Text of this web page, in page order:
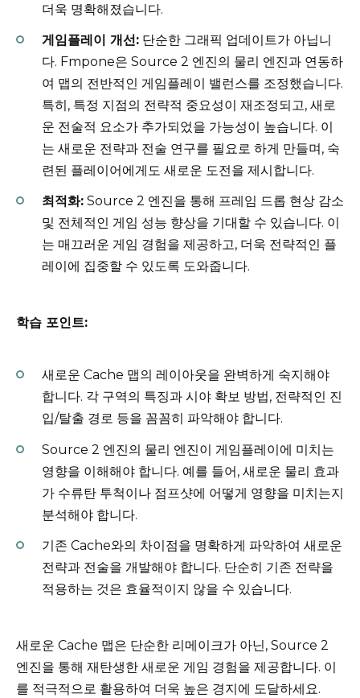
더욱 명확해졌습니다.
게임플레이 개선: 단순한 그래픽 업데이트가 아닙니
다. Fmpone은 Source 2 엔진의 물리 엔진과 연동하
여 맵의 전반적인 게임플레이 밸런스를 조정했습니다.
특히, 특정 지점의 전략적 중요성이 재조정되고, 새로
운 전술적 요소가 추가되었을 가능성이 높습니다. 이
는 새로운 전략과 전술 연구를 필요로 하게 만들며, 숙
련된 플레이어에게도 새로운 도전을 제시합니다.
최적화: Source 2 엔진을 통해 프레임 드롭 현상 감소
및 전체적인 게임 성능 향상을 기대할 수 있습니다. 이
는 매끄러운 게임 경험을 제공하고, 더욱 전략적인 플
레이에 집중할 수 있도록 도와줍니다.
학습 포인트:
새로운 Cache 맵의 레이아웃을 완벽하게 숙지해야
합니다. 각 구역의 특징과 시야 확보 방법, 전략적인 진
입/탈출 경로 등을 꼼꼼히 파악해야 합니다.
Source 2 엔진의 물리 엔진이 게임플레이에 미치는
영향을 이해해야 합니다. 예를 들어, 새로운 물리 효과
가 수류탄 투척이나 점프샷에 어떻게 영향을 미치는지
분석해야 합니다.
기존 Cache와의 차이점을 명확하게 파악하여 새로운
전략과 전술을 개발해야 합니다. 단순히 기존 전략을
적용하는 것은 효율적이지 않을 수 있습니다.
새로운 Cache 맵은 단순한 리메이크가 아닌, Source 2
엔진을 통해 재탄생한 새로운 게임 경험을 제공합니다. 이
를 적극적으로 활용하여 더욱 높은 경지에 도달하세요.